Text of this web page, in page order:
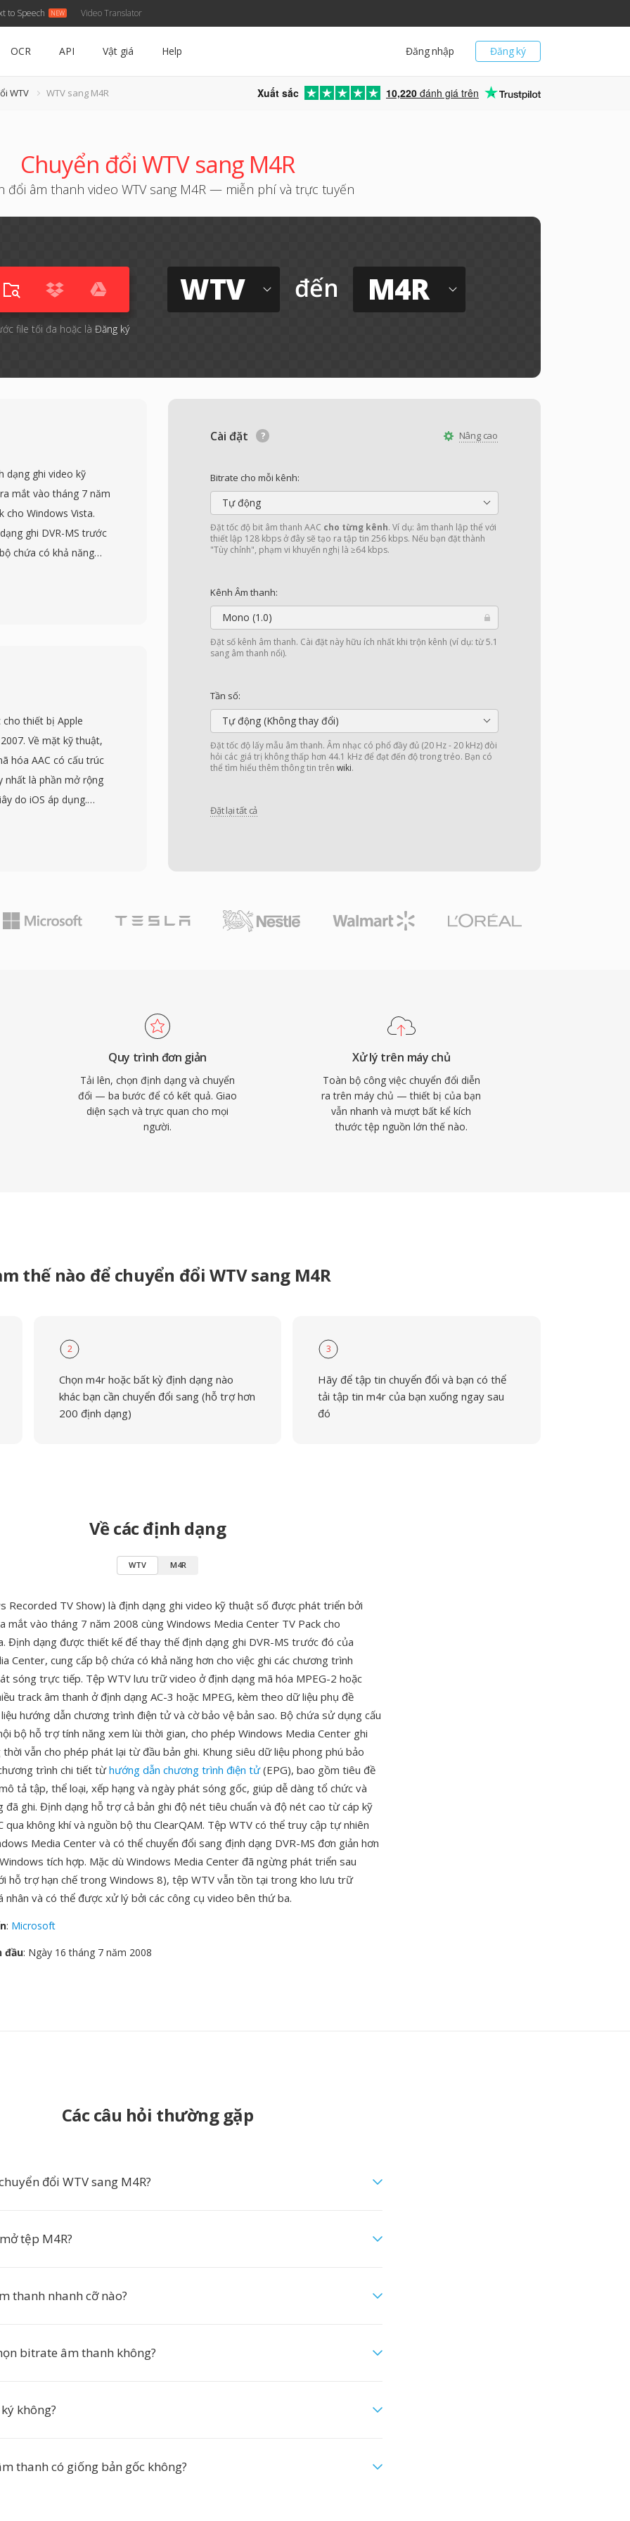
to Speech Video Translator
Đăng ký
Đăng nhập
OCR API Vật giá Help
WTV WTV sang M4R Xuất sắc 10,220 đánh giá trên
Chuyển đổi WTV sang M4R
đổi âm thanh video WTV sang M4R — miễn phí và trực tuyến
file tối đa hoặc là Đăng ký
WTV đến M4R
Nâng cao
Cài đặt
Bitrate cho mỗi kênh:
Tự động
Đặt tốc độ bit âm thanh AAC cho từng kênh. Ví dụ: âm thanh lập thể với
thiết lập 128 kbps ở đây sẽ tạo ra tập tin 256 kbps. Nếu bạn đặt thành
"Tùy chỉnh", phạm vi khuyến nghị là ≥64 kbps.
Kênh Âm thanh:
Mono (1.0)
Đặt số kênh âm thanh. Cài đặt này hữu ích nhất khi trộn kênh (ví dụ: từ 5.1
sang âm thanh nổi).
Tần số:
Tự động (Không thay đổi)
Đặt tốc độ lấy mẫu âm thanh. Âm nhạc có phổ đầy đủ (20 Hz - 20 kHz) đòi
hỏi các giá trị không thấp hơn 44.1 kHz để đạt đến độ trong trẻo. Bạn có
thể tìm hiểu thêm thông tin trên wiki.
Đặt lại tất cả
dạng ghi video kỹ
mắt vào tháng 7 năm
cho Windows Vista.
ghi DVR-MS trước
chứa có khả năng
phát sóng trực tiếp.
phép phát lại từ đầu
tử (EPG), bao gồm
hạng và ngày phát
dung đã ghi. Định
độ nét cao từ cáp kỹ
ClearQAM. Tệp
Media Center
video bên thứ ba.
thiết bị Apple
Về mặt kỹ thuật,
hóa AAC có cấu trúc
nhất là phần mở rộng
do iOS áp dụng.
hóa AAC hiện có có
Music trên macOS
trình tích hợp sẵn, và
đồng bộ iTunes
AAC ngay cả ở kích
riêng cho từng liên
Quy trình đơn giản
Tải lên, chọn định dạng và chuyển
đổi — ba bước để có kết quả. Giao
diện sạch và trực quan cho mọi
người.
Xử lý trên máy chủ
Toàn bộ công việc chuyển đổi diễn
ra trên máy chủ — thiết bị của bạn
vẫn nhanh và mượt bất kể kích
thước tệp nguồn lớn thế nào.
thế nào để chuyển đổi WTV sang M4R
2
Chọn m4r hoặc bất kỳ định dạng nào
khác bạn cần chuyển đổi sang (hỗ trợ hơn
200 định dạng)
3
Hãy để tập tin chuyển đổi và bạn có thể
tải tập tin m4r của bạn xuống ngay sau
đó
Về các định dạng
WTV M4R
Recorded TV Show) là định dạng ghi video kỹ thuật số được phát triển bởi
mắt vào tháng 7 năm 2008 cùng Windows Media Center TV Pack cho
Định dạng được thiết kế để thay thế định dạng ghi DVR-MS trước đó của
Center, cung cấp bộ chứa có khả năng hơn cho việc ghi các chương trình
sóng trực tiếp. Tệp WTV lưu trữ video ở định dạng mã hóa MPEG-2 hoặc
track âm thanh ở định dạng AC-3 hoặc MPEG, kèm theo dữ liệu phụ đề
hướng dẫn chương trình điện tử và cờ bảo vệ bản sao. Bộ chứa sử dụng cấu
bộ hỗ trợ tính năng xem lùi thời gian, cho phép Windows Media Center ghi
vẫn cho phép phát lại từ đầu bản ghi. Khung siêu dữ liệu phong phú bảo
trình chi tiết từhướng dẫn chương trình điện tử(EPG), bao gồm tiêu đề
tả tập, thể loại, xếp hạng và ngày phát sóng gốc, giúp dễ dàng tổ chức và
đã ghi. Định dạng hỗ trợ cả bản ghi độ nét tiêu chuẩn và độ nét cao từ cáp kỹ
qua không khí và nguồn bộ thu ClearQAM. Tệp WTV có thể truy cập tự nhiên
Media Center và có thể chuyển đổi sang định dạng DVR-MS đơn giản hơn
tích hợp. Mặc dù Windows Media Center đã ngừng phát triển sau
hỗ trợ hạn chế trong Windows 8), tệp WTV vẫn tồn tại trong kho lưu trữ
nhân và có thể được xử lý bởi các công cụ video bên thứ ba.
: Microsoft
đầu: Ngày 16 tháng 7 năm 2008
Các câu hỏi thường gặp
đổi WTV sang M4R?
tệp M4R?
thanh nhanh cỡ nào?
bitrate âm thanh không?
không?
thanh có giống bản gốc không?